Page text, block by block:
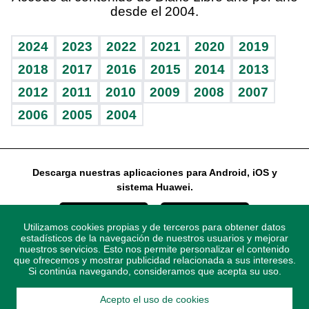
Vida y familia
Eñe
Celebrando la vida
Sin complejos
En pocas palabras
Escuchando al corazón
Economía Personal
Consulta Libre
BRV
TBT Deportivo
Más firmas
Guía del dinero
Horóscopos
desde el 2004.
2024 2023 2022 2021 2020
2019
2018
2017 2016 2015 2014
2013
2012
2011 2010 2009 2008
2007
2006
2005 2004
Descarga nuestras aplicaciones para Android, iOS y
sistema Huawei.
Utilizamos cookies propias y de terceros para obtener datos
estadísticos de la navegación de nuestros usuarios y mejorar
nuestros servicios. Esto nos permite personalizar el contenido
que ofrecemos y mostrar publicidad relacionada a sus intereses.
Si continúa navegando, consideramos que acepta su uso.
Acepto el uso de cookies